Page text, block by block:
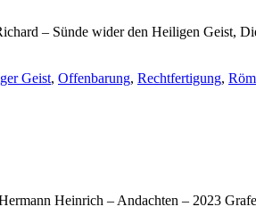
– Sünde wider den Heiligen Geist,
Geist, Offenbarung, Rechtfertigung,
Heinrich – Andachten – 2023